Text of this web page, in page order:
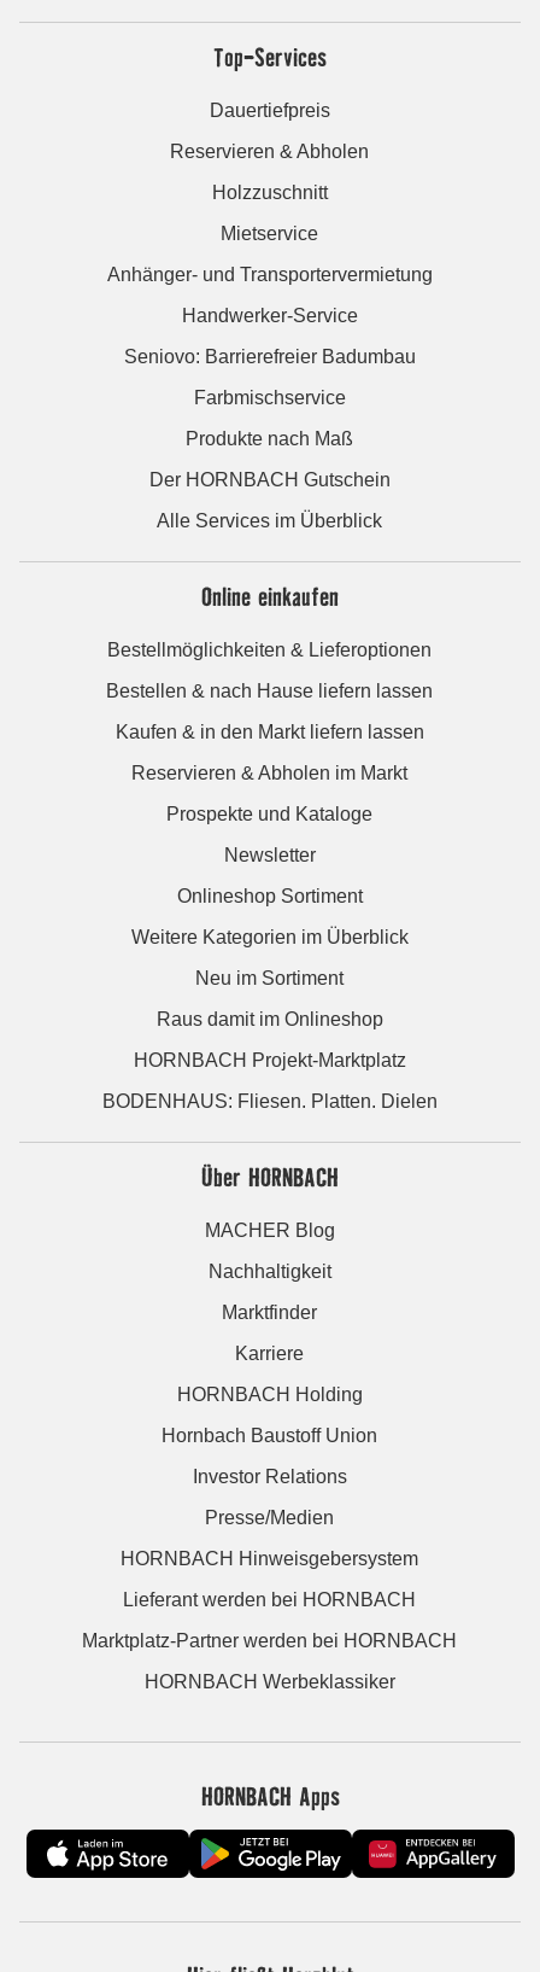
Top-Services
Dauertiefpreis
Reservieren & Abholen
Holzzuschnitt
Mietservice
Anhänger- und Transportervermietung
Handwerker-Service
Seniovo: Barrierefreier Badumbau
Farbmischservice
Produkte nach Maß
Der HORNBACH Gutschein
Alle Services im Überblick
Online einkaufen
Bestellmöglichkeiten & Lieferoptionen
Bestellen & nach Hause liefern lassen
Kaufen & in den Markt liefern lassen
Reservieren & Abholen im Markt
Prospekte und Kataloge
Newsletter
Onlineshop Sortiment
Weitere Kategorien im Überblick
Neu im Sortiment
Raus damit im Onlineshop
HORNBACH Projekt-Marktplatz
BODENHAUS: Fliesen. Platten. Dielen
Über HORNBACH
MACHER Blog
Nachhaltigkeit
Marktfinder
Karriere
HORNBACH Holding
Hornbach Baustoff Union
Investor Relations
Presse/Medien
HORNBACH Hinweisgebersystem
Lieferant werden bei HORNBACH
Marktplatz-Partner werden bei HORNBACH
HORNBACH Werbeklassiker
HORNBACH Apps